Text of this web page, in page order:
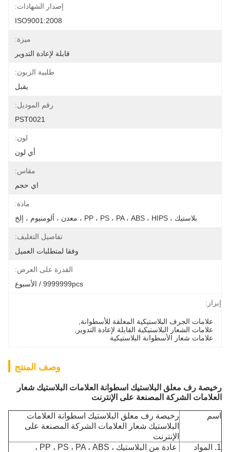
إصدار الشهادات:
ISO9001:2008
ميزة:
قابلة لإعادة التدوير
طلبية الزبون:
يقبل
رقم الموديل:
PST0021
لون:
أي لون
مقاس:
اي حجم
مادة:
بلاستيك ، PP ، PS ، PA ، ABS ، HIPS ، معدن ، ألومنيوم ، إلخ
تفاصيل التغليف:
وفقا لمتطلبات العميل
القدرة على العرض:
9999999pcs / الأسبوع
إبراز:
علامات الجرف البلاستيكية المعلقة للأسطوانة,
علامات الشعار البلاستيكية القابلة لإعادة التدوير,
علامات شعار الأسطوانة البلاستيكية
وصف المنتج
رخيصة رف معلق البلاستيك اسطوانة العلامات البلاستيك شعار
العلامات الشركة المصنعة على الإنترنت
اسم
رخيصة رف معلق البلاستيك اسطوانة العلامات
البلاستيك شعار العلامات الشركة المصنعة على
الإنترنت
1. المواد
عادة من البلاستيك ، PP ، PS ، PA ، ABS ،